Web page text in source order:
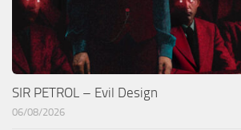
SIR PETROL – Evil Design
06/08/2026